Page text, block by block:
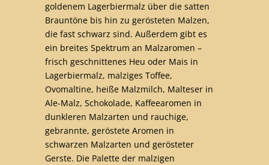
goldenem Lagerbiermalz über die satten
Brauntöne bis hin zu gerösteten Malzen,
die fast schwarz sind. Außerdem gibt es
ein breites Spektrum an Malzaromen –
frisch geschnittenes Heu oder Mais in
Lagerbiermalz, malziges Toffee,
Ovomaltine, heiße Malzmilch, Malteser in
Ale-Malz, Schokolade, Kaffeearomen in
dunkleren Malzarten und rauchige,
gebrannte, geröstete Aromen in
schwarzen Malzarten und gerösteter
Gerste. Die Palette der malzigen